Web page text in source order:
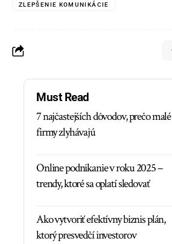
ZLEPŠENIE KOMUNIKÁCIE
Must Read
7 najčastejších dôvodov, prečo malé
firmy zlyhávajú
Online podnikanie v roku 2025 –
trendy, ktoré sa oplatí sledovať
Ako vytvoriť efektívny biznis plán,
ktorý presvedčí investorov